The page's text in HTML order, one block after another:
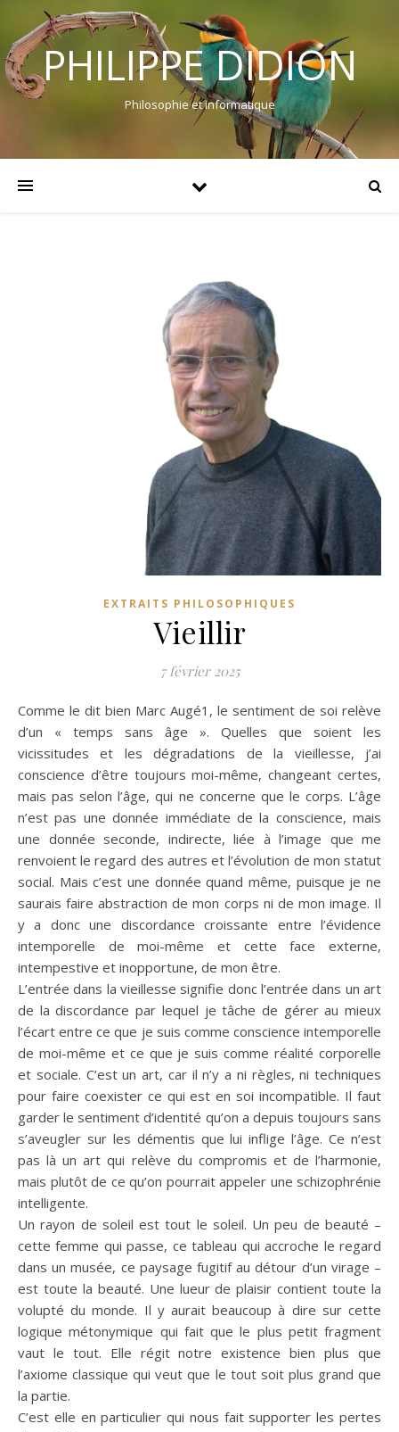
PHILIPPE DIDION
Philosophie et informatique
EXTRAITS PHILOSOPHIQUES
Vieillir
7 février 2025
Comme le dit bien Marc Augé1, le sentiment de soi relève
d’un « temps sans âge ». Quelles que soient les
vicissitudes et les dégradations de la vieillesse, j’ai
conscience d’être toujours moi-même, changeant certes,
mais pas selon l’âge, qui ne concerne que le corps. L’âge
n’est pas une donnée immédiate de la conscience, mais
une donnée seconde, indirecte, liée à l’image que me
renvoient le regard des autres et l’évolution de mon statut
social. Mais c’est une donnée quand même, puisque je ne
saurais faire abstraction de mon corps ni de mon image. Il
y a donc une discordance croissante entre l’évidence
intemporelle de moi-même et cette face externe,
intempestive et inopportune, de mon être.
L’entrée dans la vieillesse signifie donc l’entrée dans un art
de la discordance par lequel je tâche de gérer au mieux
l’écart entre ce que je suis comme conscience intemporelle
de moi-même et ce que je suis comme réalité corporelle
et sociale. C’est un art, car il n’y a ni règles, ni techniques
pour faire coexister ce qui est en soi incompatible. Il faut
garder le sentiment d’identité qu’on a depuis toujours sans
s’aveugler sur les démentis que lui inflige l’âge. Ce n’est
pas là un art qui relève du compromis et de l’harmonie,
mais plutôt de ce qu’on pourrait appeler une schizophrénie
intelligente.
Un rayon de soleil est tout le soleil. Un peu de beauté –
cette femme qui passe, ce tableau qui accroche le regard
dans un musée, ce paysage fugitif au détour d’un virage –
est toute la beauté. Une lueur de plaisir contient toute la
volupté du monde. Il y aurait beaucoup à dire sur cette
logique métonymique qui fait que le plus petit fragment
vaut le tout. Elle régit notre existence bien plus que
l’axiome classique qui veut que le tout soit plus grand que
la partie.
C’est elle en particulier qui nous fait supporter les pertes